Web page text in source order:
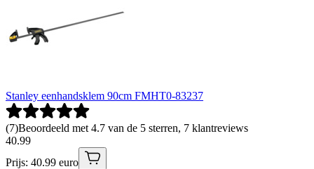
Stanley eenhandsklem 90cm FMHT0-83237
(7)Beoordeeld met 4.7 van de 5 sterren, 7 klantreviews
40.99
Prijs: 40.99 euro